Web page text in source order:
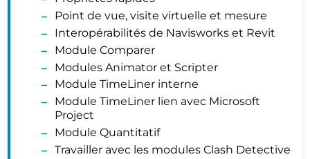
Point de vue, visite virtuelle et mesure
Interopérabilités de Navisworks et Revit
Module Comparer
Modules Animator et Scripter
Module TimeLiner interne
Module TimeLiner lien avec Microsoft
Project
Module Quantitatif
Travailler avec les modules Clash Detective